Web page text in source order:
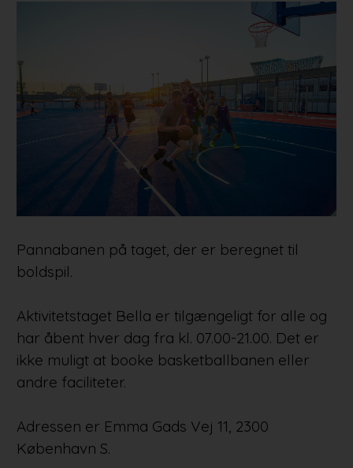
Pannabanen på taget, der er beregnet til
boldspil.
Aktivitetstaget Bella er tilgængeligt for alle og
har åbent hver dag fra kl. 07.00-21.00. Det er
ikke muligt at booke basketballbanen eller
andre faciliteter.
Adressen er Emma Gads Vej 11, 2300
København S.